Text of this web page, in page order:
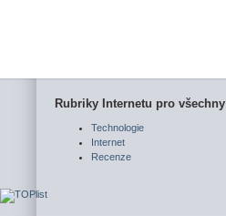
Rubriky Internetu pro všechny
Technologie
Internet
Recenze